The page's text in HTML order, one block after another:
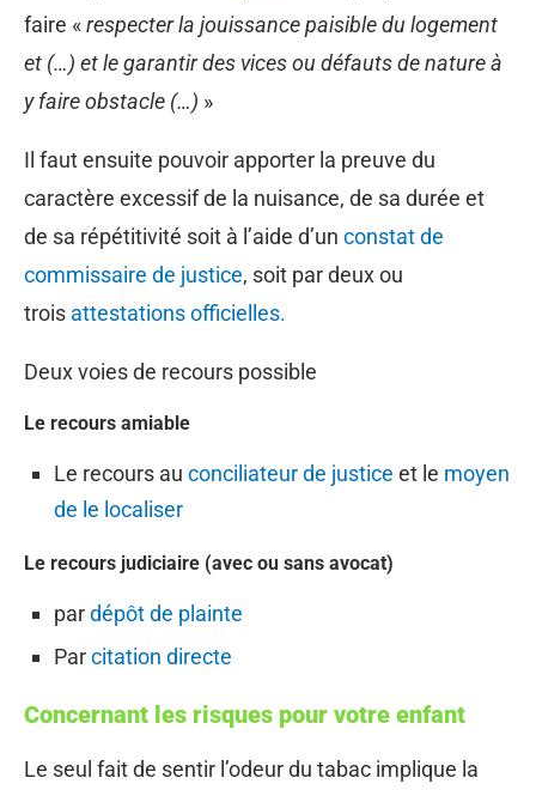
faire «respecter la jouissance paisible du logement
et (…) et le garantir des vices ou défauts de nature à
y faire obstacle (…) »
Il faut ensuite pouvoir apporter la preuve du
caractère excessif de la nuisance, de sa durée et
de sa répétitivité soit à l’aide d’un constat de
commissaire de justice, soit par deux ou
trois attestations officielles.
Deux voies de recours possible
Le recours amiable
Le recours au conciliateur de justice et le moyen
de le localiser
Le recours judiciaire (avec ou sans avocat)
pardépôt de plainte
Parcitation directe
Concernant les risques pour votre enfant
Le seul fait de sentir l’odeur du tabac implique la